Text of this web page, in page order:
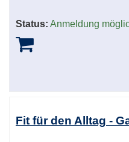
Status: Anmeldung
Fit für den Alltag -